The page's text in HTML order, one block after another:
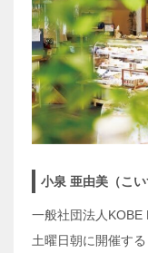
小泉 亜由美（こ
一般社団法人KOBE
土曜日朝に開催す